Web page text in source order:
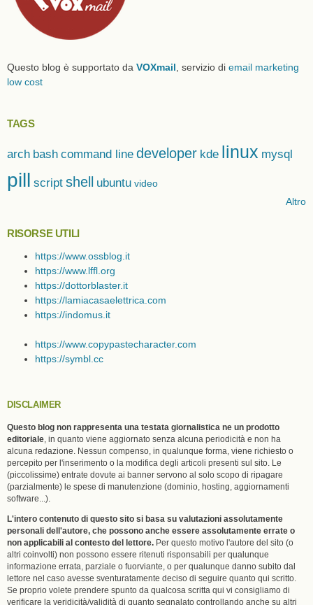
Questo blog è supportato da VOXmail , servizio di email marketing
low cost
TAGS
arch bash command line developer kde linux mysql
pill script shell ubuntu video
Altro
RISORSE UTILI
https://www.ossblog.it
https://www.lffl.org
https://dottorblaster.it
https://lamiacasaelettrica.com
https://indomus.it
https://www.copypastecharacter.com
https://symbl.cc
DISCLAIMER
Questo blog non rappresenta una testata giornalistica ne un prodotto
editoriale, in quanto viene aggiornato senza alcuna periodicità e non ha
alcuna redazione. Nessun compenso, in qualunque forma, viene richiesto o
percepito per l'inserimento o la modifica degli articoli presenti sul sito. Le
(piccolissime) entrate dovute ai banner servono al solo scopo di ripagare
(parzialmente) le spese di manutenzione (dominio, hosting, aggiornamenti
software...).
L'intero contenuto di questo sito si basa su valutazioni assolutamente
personali dell'autore, che possono anche essere assolutamente errate o
non applicabili al contesto del lettore. Per questo motivo l'autore del sito (o
altri coinvolti) non possono essere ritenuti risponsabili per qualunque
informazione errata, parziale o fuorviante, o per qualunque danno subito dal
lettore nel caso avesse sventuratamente deciso di seguire quanto qui scritto.
Se proprio volete prendere spunto da qualcosa scritta qui vi consigliamo di
verificare la veridicità/validità di quanto segnalato controllando anche su altri